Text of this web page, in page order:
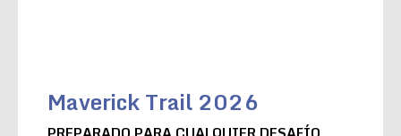
Maverick Trail 2026